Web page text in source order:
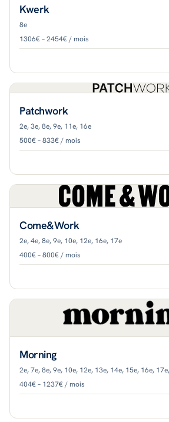
Kwerk
8e
1306€ – 2454€ / mois
Patchwork
2e, 3e, 8e, 9e, 11e, 16e
500€ – 833€ / mois
Come&Work
2e, 4e, 8e, 9e, 10e, 12e, 16e, 17e
400€ – 800€ / mois
Morning
2e, 7e, 8e, 9e, 10e, 12e, 13e, 14e, 15e, 16e,
404€ – 1237€ / mois